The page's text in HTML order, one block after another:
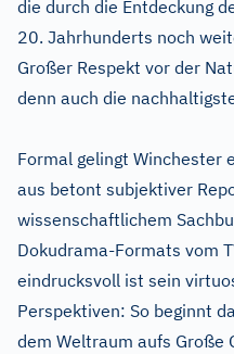
die durch die Entdeckung
20. Jahrhunderts noch
Großer Respekt vor der
denn auch die
Formal gelingt Winchester
aus betont subjektiver
wissenschaftlichem
Dokudrama-Formats vom
eindrucksvoll ist sein
Perspektiven: So beginnt
dem Weltraum aufs Große